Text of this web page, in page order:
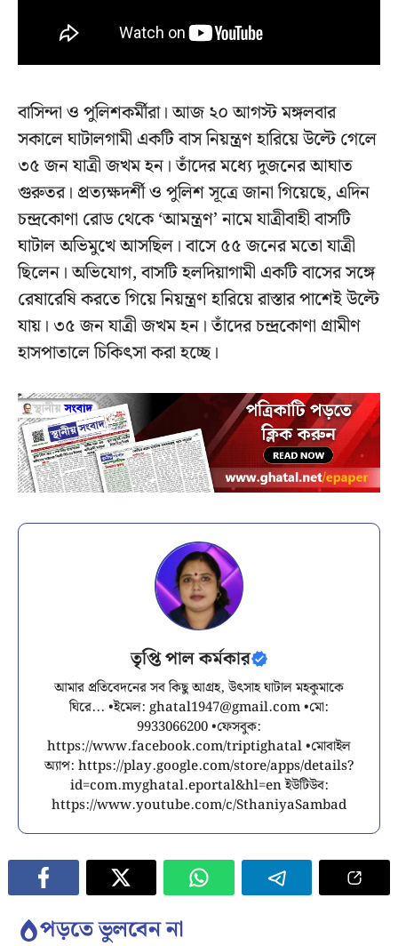
বাসিন্দা ও পুলিশকর্মীরা। আজ ২০ আগস্ট মঙ্গলবার
সকালে ঘাটালগামী একটি বাস নিয়ন্ত্রণ হারিয়ে উল্টে গেলে
৩৫ জন যাত্রী জখম হন। তাঁদের মধ্যে দুজনের আঘাত
গুরুতর। প্রত্যক্ষদর্শী ও পুলিশ সূত্রে জানা গিয়েছে, এদিন
চন্দ্রকোণা রোড থেকে ‘আমন্ত্রণ’ নামে যাত্রীবাহী বাসটি
ঘাটাল অভিমুখে আসছিল। বাসে ৫৫ জনের মতো যাত্রী
ছিলেন। অভিযোগ, বাসটি হলদিয়াগামী একটি বাসের সঙ্গে
রেষারেষি করতে গিয়ে নিয়ন্ত্রণ হারিয়ে রাস্তার পাশেই উল্টে
যায়। ৩৫ জন যাত্রী জখম হন। তাঁদের চন্দ্রকোণা গ্রামীণ
হাসপাতালে চিকিৎসা করা হচ্ছে।
তৃপ্তি পাল কর্মকার
আমার প্রতিবেদনের সব কিছু আগ্রহ, উৎসাহ ঘাটাল মহকুমাকে
ঘিরে... •ইমেল: ghatal1947@gmail.com•মো:
9933066200 •ফেসবুক:
https://www.facebook.com/triptighatal •মোবাইল
অ্যাপ: https://play.google.com/store/apps/details?
id=com.myghatal.eportal&hl=en ইউটিউব:
https://www.youtube.com/c/SthaniyaSambad
পড়তে ভুলবেন না